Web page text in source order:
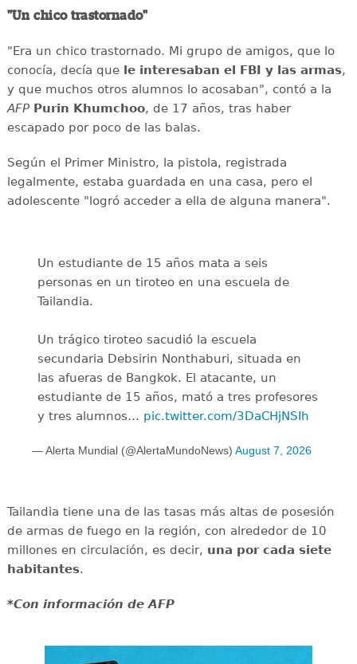
"Un chico trastornado"
"Era un chico trastornado. Mi grupo de amigos, que lo
conocía, decía que le interesaban el FBI y las armas,
y que muchos otros alumnos lo acosaban", contó a la
AFP Purin Khumchoo, de 17 años, tras haber
escapado por poco de las balas.
Según el Primer Ministro, la pistola, registrada
legalmente, estaba guardada en una casa, pero el
adolescente "logró acceder a ella de alguna manera".
Un estudiante de 15 años mata a seis
personas en un tiroteo en una escuela de
Tailandia.
Un trágico tiroteo sacudió la escuela
secundaria Debsirin Nonthaburi, situada en
las afueras de Bangkok. El atacante, un
estudiante de 15 años, mató a tres profesores
y tres alumnos… pic.twitter.com/3DaCHjNSIh
— Alerta Mundial (@AlertaMundoNews) August 7, 2026
Tailandia tiene una de las tasas más altas de posesión
de armas de fuego en la región, con alrededor de 10
millones en circulación, es decir, una por cada siete
habitantes.
*Con información de AFP